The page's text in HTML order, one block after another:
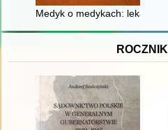
Medyk o medykach: lekarze